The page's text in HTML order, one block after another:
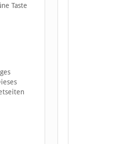
Taste